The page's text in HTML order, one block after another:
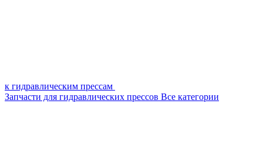
к гидравлическим прессам
Запчасти для гидравлических прессов Все категории